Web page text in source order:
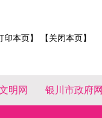
印本页】 【关闭本页】
明网 银川市政府网